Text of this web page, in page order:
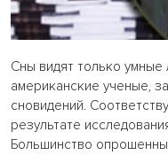
Сны видят только
американские ученые,
сновидений.
результате
Большинство